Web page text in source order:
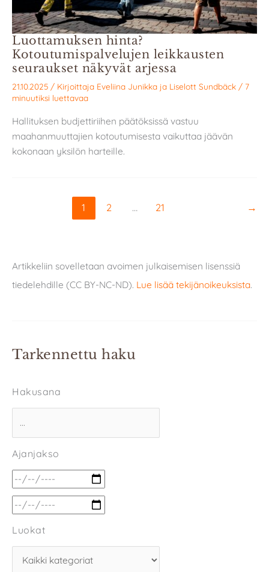
Luottamuksen hinta?
Kotoutumispalvelujen leikkausten
seuraukset näkyvät arjessa
21.10.2025 / Kirjoittaja Eveliina Junikka ja Liselott Sundbäck / 7
minuutiksi luettavaa
Hallituksen budjettiriihen päätöksissä vastuu
maahanmuuttajien kotoutumisesta vaikuttaa jäävän
kokonaan yksilön harteille.
1 2 … 21 →
Artikkeliin sovelletaan avoimen julkaisemisen lisenssiä
tiedelehdille (CC BY-NC-ND). Lue lisää tekijänoikeuksista.
Tarkennettu haku
Hakusana
Ajanjakso
Luokat